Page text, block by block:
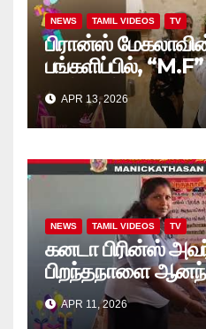
NEWS TAMIL VIDEOS TV
பிரான்ஸ்
பங்களிப்பில்,
“கற்றலுக்கான
கொப்பிகள்”
APR 13, 2026
NEWS TAMIL VIDEOS TV
கனடா பிரின்ஸ்
பிறந்தநாளை
கொண்டாடினார்கள்
(வீடியோ)
APR 11, 2026